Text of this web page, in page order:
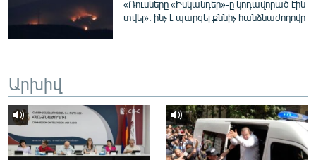
English
Русский
ՀԵՏԵՎԵՔ ՄԵԶ
«Ռուսները «Իսկանդեր»-ը կոդավորած էին
տվել». ինչ է պարզել քննիչ հանձնաժողովը
Արխիվ